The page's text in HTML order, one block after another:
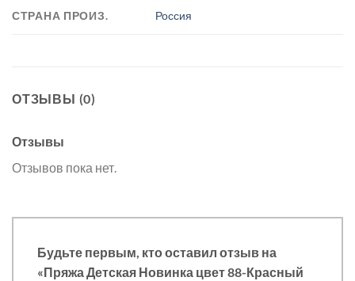
СТРАНА ПРОИЗ. Россия
ОТЗЫВЫ (0)
Отзывы
Отзывов пока нет.
Будьте первым, кто оставил отзыв на
«Пряжа Детская Новинка цвет 88-Красный